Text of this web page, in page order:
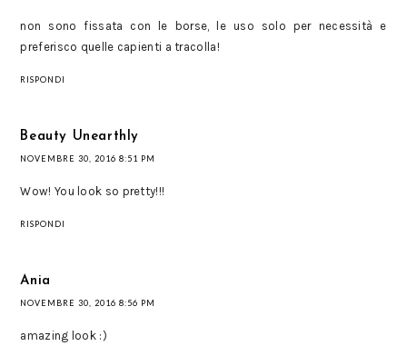
non sono fissata con le borse, le uso solo per necessità e
preferisco quelle capienti a tracolla!
RISPONDI
Beauty Unearthly
NOVEMBRE 30, 2016 8:51 PM
Wow! You look so pretty!!!
RISPONDI
Ania
NOVEMBRE 30, 2016 8:56 PM
amazing look :)